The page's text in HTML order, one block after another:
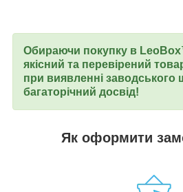
Обираючи покупку в
якісний та перевірений
при виявленні
багаторічний досвід!
Як оформити